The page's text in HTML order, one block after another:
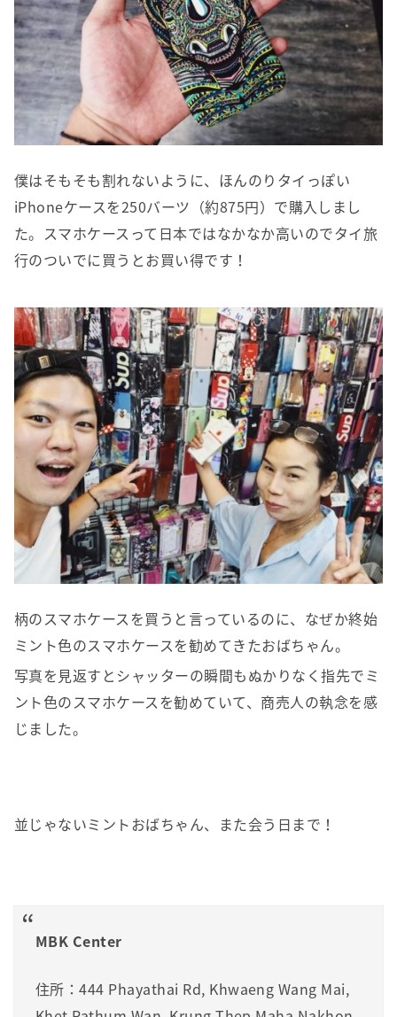
僕はそもそも割れないように、ほんのりタイっぽい
iPhoneケースを250バーツ（約875円）で購入しまし
た。スマホケースって日本ではなかなか高いのでタイ旅
行のついでに買うとお買い得です！
柄のスマホケースを買うと言っているのに、なぜか終始
ミント色のスマホケースを勧めてきたおばちゃん。
写真を見返すとシャッターの瞬間もぬかりなく指先でミ
ント色のスマホケースを勧めていて、商売人の執念を感
じました。
並じゃないミントおばちゃん、また会う日まで！
MBK Center
住所：444 Phayathai Rd, Khwaeng Wang Mai,